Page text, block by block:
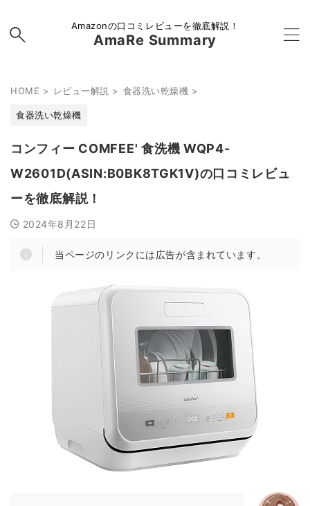
Amazonの口コミレビューを徹底解説！
AmaRe Summary
HOME > レビュー解説 > 食器洗い乾燥機 >
食器洗い乾燥機
コンフィー COMFEE' 食洗機 WQP4-
W2601D(ASIN:B0BK8TGK1V)の口コミレビュ
ーを徹底解説！
2024年8月22日
当ページのリンクには広告が含まれています。